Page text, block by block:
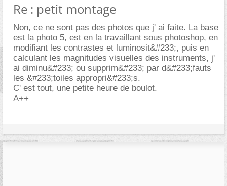
Re : petit montage
Non, ce ne sont pas des photos que j' ai faite. La base
est la photo 5, est en la travaillant sous photoshop, en
modifiant les contrastes et luminosit&#233;, puis en
calculant les magnitudes visuelles des instruments, j'
ai diminu&#233; ou supprim&#233; par d&#233;fauts
les &#233;toiles appropri&#233;s.
C' est tout, une petite heure de boulot.
A++